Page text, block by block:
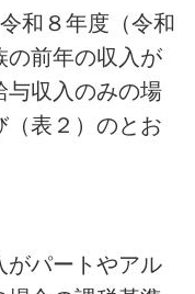
和８年度（令和
の前年の収入が
与収入のみの場
（表２）のとお
パートやアル